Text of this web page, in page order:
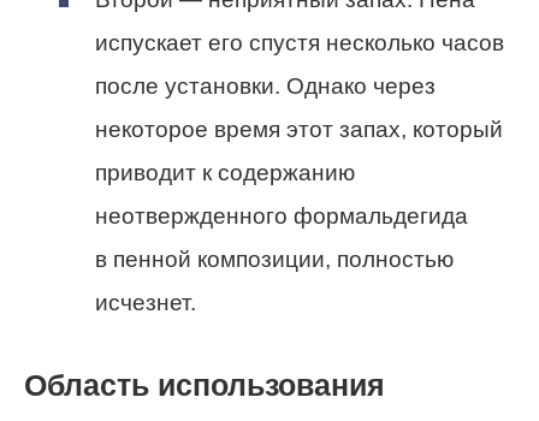
испускает его спустя несколько часов
после установки. Однако через
некоторое время этот запах, который
приводит к содержанию
неотвержденного формальдегида
в пенной композиции, полностью
исчезнет.
Область использования